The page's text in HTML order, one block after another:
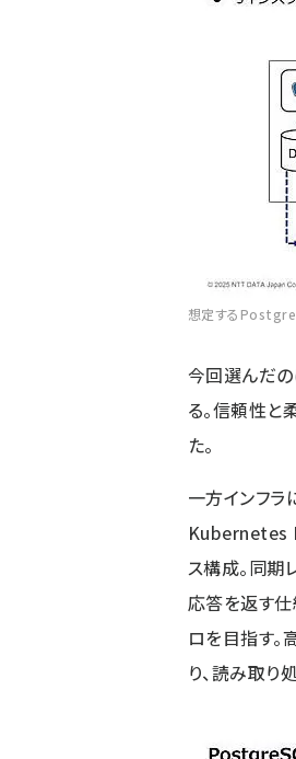
想定する
今回選んだ
る。信頼性と
た。
一方インフ
Kubernetes
ス構成。同期
応答を返す
ロを目指す
り、読み取り